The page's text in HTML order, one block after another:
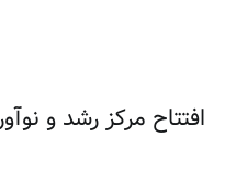
افتتاح مرکز رشد و